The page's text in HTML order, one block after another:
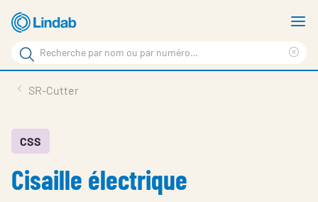
Aller
au
contenu
principal
Rechercher
Rechercher
sur
site
En vedette
À propos de Lindab
SR-Cutter
CSS
Cisaille électrique